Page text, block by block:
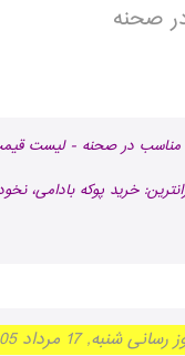
صحنه
مناسب در صحنه - لیست
خرید پوکه بادامی،
ساعت 20:39:35.